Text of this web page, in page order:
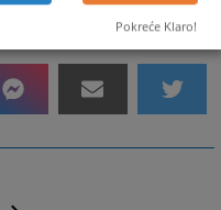
Pokreće Klaro!